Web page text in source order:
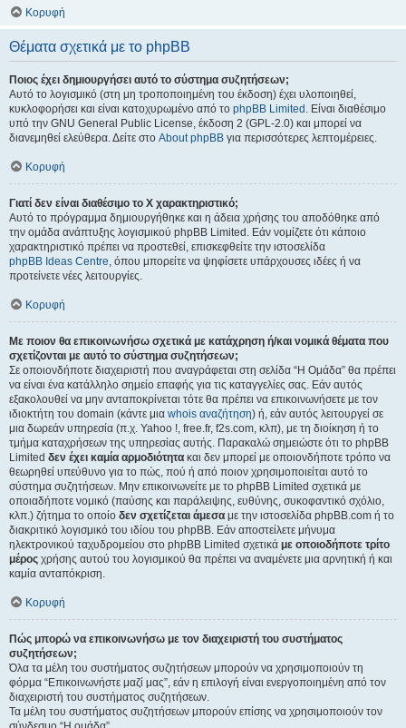
Κορυφή
Θέματα σχετικά με το phpBB
Ποιος έχει δημιουργήσει αυτό το σύστημα συζητήσεων;
Αυτό το λογισμικό (στη μη τροποποιημένη του έκδοση) έχει υλοποιηθεί,
κυκλοφορήσει και είναι κατοχυρωμένο από το phpBB Limited . Είναι διαθέσιμο
υπό την GNU General Public License, έκδοση 2 (GPL-2.0) και μπορεί να
διανεμηθεί ελεύθερα. Δείτε στο About phpBB για περισσότερες λεπτομέρειες.
Κορυφή
Γιατί δεν είναι διαθέσιμο το Χ χαρακτηριστικό;
Αυτό το πρόγραμμα δημιουργήθηκε και η άδεια χρήσης του αποδόθηκε από
την ομάδα ανάπτυξης λογισμικού phpBB Limited. Εάν νομίζετε ότι κάποιο
χαρακτηριστικό πρέπει να προστεθεί, επισκεφθείτε την ιστοσελίδα
phpBB Ideas Centre, όπου μπορείτε να ψηφίσετε υπάρχουσες ιδέες ή να
προτείνετε νέες λειτουργίες.
Κορυφή
Με ποιον θα επικοινωνήσω σχετικά με κατάχρηση ή/και νομικά θέματα που
σχετίζονται με αυτό το σύστημα συζητήσεων;
Σε οποιονδήποτε διαχειριστή που αναγράφεται στη σελίδα “Η Ομάδα” θα πρέπει
να είναι ένα κατάλληλο σημείο επαφής για τις καταγγελίες σας. Εάν αυτός
εξακολουθεί να μην ανταποκρίνεται τότε θα πρέπει να επικοινωνήσετε με τον
ιδιοκτήτη του domain (κάντε μια whois αναζήτηση) ή, εάν αυτός λειτουργεί σε
μια δωρεάν υπηρεσία (π.χ. Yahoo !, free.fr, f2s.com, κλπ), με τη διοίκηση ή το
τμήμα καταχρήσεων της υπηρεσίας αυτής. Παρακαλώ σημειώστε ότι το phpBB
Limited δεν έχει καμία αρμοδιότητα και δεν μπορεί με οποιονδήποτε τρόπο να
θεωρηθεί υπεύθυνο για το πώς, πού ή από ποιον χρησιμοποιείται αυτό το
σύστημα συζητήσεων. Μην επικοινωνείτε με το phpBB Limited σχετικά με
οποιαδήποτε νομικό (παύσης και παράλειψης, ευθύνης, συκοφαντικό σχόλιο,
κλπ.) ζήτημα το οποίο δεν σχετίζεται άμεσα με την ιστοσελίδα phpBB.com ή το
διακριτικό λογισμικό του ιδίου του phpBB. Εάν αποστείλετε μήνυμα
ηλεκτρονικού ταχυδρομείου στο phpBB Limited σχετικά με οποιοδήποτε τρίτο
μέρος χρήσης αυτού του λογισμικού θα πρέπει να αναμένετε μια αρνητική ή και
καμία ανταπόκριση.
Κορυφή
Πώς μπορώ να επικοινωνήσω με τον διαχειριστή του συστήματος
συζητήσεων;
Όλα τα μέλη του συστήματος συζητήσεων μπορούν να χρησιμοποιούν τη
φόρμα “Επικοινωνήστε μαζί μας”, εάν η επιλογή είναι ενεργοποιημένη από τον
διαχειριστή του συστήματος συζητήσεων.
Τα μέλη του συστήματος συζητήσεων μπορούν επίσης να χρησιμοποιούν τον